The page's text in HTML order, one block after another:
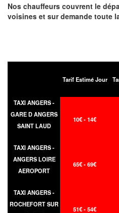
Nos chauffeurs couvrent le
voisines et sur demande toute
Tarif Estimé Jour
TAXI ANGERS -
GARE D ANGERS
SAINT LAUD
10€ - 14€
TAXI ANGERS -
ANGERS LOIRE
AEROPORT
65€ - 69€
TAXI ANGERS -
ROCHEFORT SUR
51€ - 54€